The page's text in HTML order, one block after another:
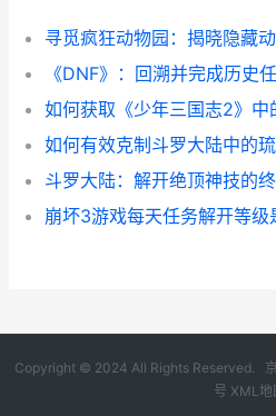
寻觅疯狂动物园：揭晓隐藏
《DNF》：回溯并完成历史
如何获取《少年三国志2》中
如何有效克制斗罗大陆中的
斗罗大陆：解开绝顶神技的终
崩坏3游戏每天任务解开等级
Copyright © 2024 All Rights Reserved.
号 XML地